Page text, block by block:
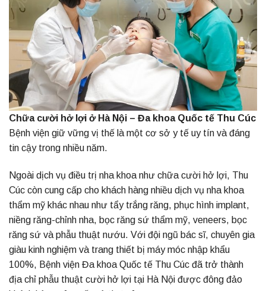
Chữa cười hở lợi ở Hà Nội – Đa khoa Quốc tế Thu Cúc
Bệnh viện giữ vững vị thế là một cơ sở y tế uy tín và đáng
tin cậy trong nhiều năm.
Ngoài dịch vụ điều trị nha khoa như chữa cười hở lợi, Thu
Cúc còn cung cấp cho khách hàng nhiều dịch vụ nha khoa
thẩm mỹ khác nhau như tẩy trắng răng, phục hình implant,
niềng răng-chỉnh nha, bọc răng sứ thẩm mỹ, veneers, bọc
răng sứ và phẫu thuật nướu. Với đội ngũ bác sĩ, chuyên gia
giàu kinh nghiệm và trang thiết bị máy móc nhập khẩu
100%, Bệnh viện Đa khoa Quốc tế Thu Cúc đã trở thành
địa chỉ phẫu thuật cười hở lợi tại Hà Nội được đông đảo